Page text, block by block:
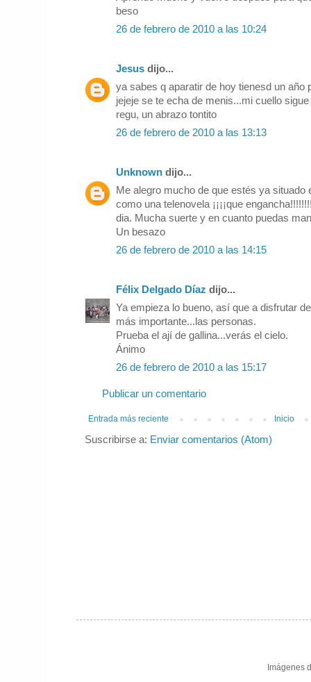
beso
26 de febrero de 2010 a las 10:24
Jesus dijo...
ya sabes q aparatir de hoy tienesd un año
jejeje se te echa de menis...mi cuello
regu, un abrazo tontito
26 de febrero de 2010 a las 13:13
Unknown dijo...
Me alegro mucho de que estés ya situado
como una telenovela ¡¡¡¡que
dia. Mucha suerte y en cuanto puedas
Un besazo
26 de febrero de 2010 a las 14:15
Félix Delgado Díaz dijo...
Ya empieza lo bueno, así que a disfrutar
más importante...las personas.
Prueba el ají de gallina...verás el cielo.
Ánimo
26 de febrero de 2010 a las 15:17
Publicar un comentario
Entrada más reciente Inicio
Suscribirse a: Enviar comentarios (Atom)
Imágenes